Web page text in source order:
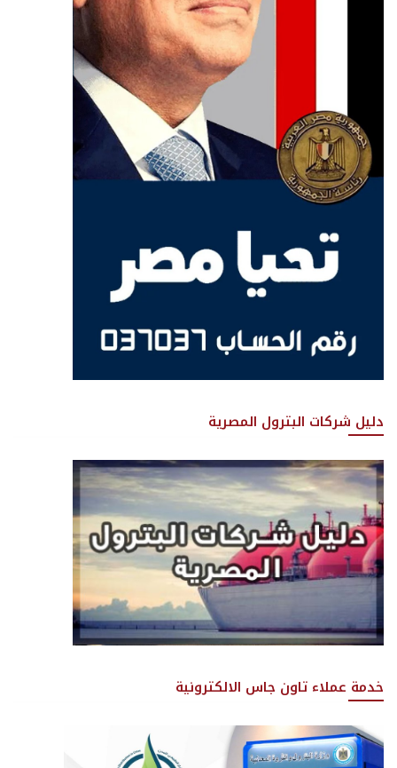
دليل شركات البترول المصرية
خدمة عملاء تاون جاس الالكترونية